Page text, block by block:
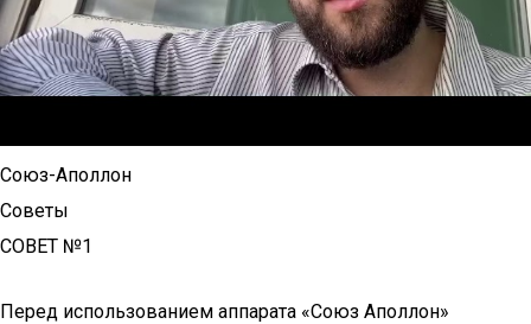
Союз-Аполлон
Советы
СОВЕТ №1
Перед использованием аппарата «Союз Аполлон»